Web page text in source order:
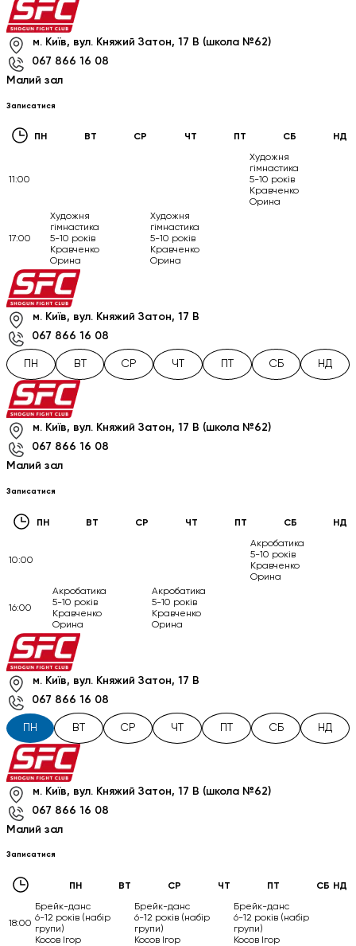
м. Київ, вул. Княжий Затон, 17 В (школа №62)
067 866 16 08
Малий зал
Записатися
ПН ВТ СР ЧТ ПТ СБ НД
11:00
Художня
гімнастика
5-10 років
Кравченко
Орина
17:00
Художня
гімнастика
5-10 років
Кравченко
Орина
Художня
гімнастика
5-10 років
Кравченко
Орина
м. Київ, вул. Княжий Затон, 17 В
067 866 16 08
ПН ВТ СР ЧТ СБ НД
м. Київ, вул. Княжий Затон, 17 В (школа №62)
067 866 16 08
Малий зал
Записатися
ПН ВТ СР ЧТ ПТ СБ НД
10:00
Акробатика
5-10 років
Кравченко
Орина
16:00
Акробатика
5-10 років
Кравченко
Орина
Акробатика
5-10 років
Кравченко
Орина
м. Київ, вул. Княжий Затон, 17 В
067 866 16 08
ПН ВТ СР ЧТ ПТ СБ НД
м. Київ, вул. Княжий Затон, 17 В (школа №62)
067 866 16 08
Малий зал
Записатися
ПН ВТ СР ЧТ ПТ СБ НД
18:00
Брейк-данс
6-12 років (набір
групи)
Косов Ігор
Брейк-данс
6-12 років (набір
групи)
Косов Ігор
Брейк-данс
6-12 років (набір
групи)
Косов Ігор